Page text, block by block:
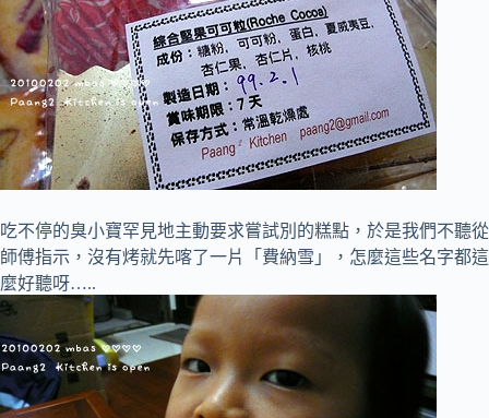
吃不停的臭小寶罕見地主動要求嘗試別的糕點，於是我們不聽從
師傅指示，沒有烤就先喀了一片「費納雪」，怎麼這些名字都這
麼好聽呀…..